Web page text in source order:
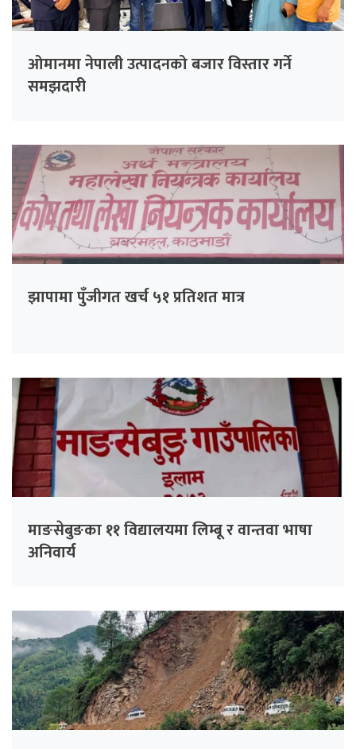
ओमानमा नेपाली उत्पादनको बजार विस्तार गर्ने
समझदारी
झापामा पुँजीगत खर्च ५१ प्रतिशत मात्र
माङसेबुङका ११ विद्यालयमा लिम्बू र वान्तवा भाषा
अनिवार्य